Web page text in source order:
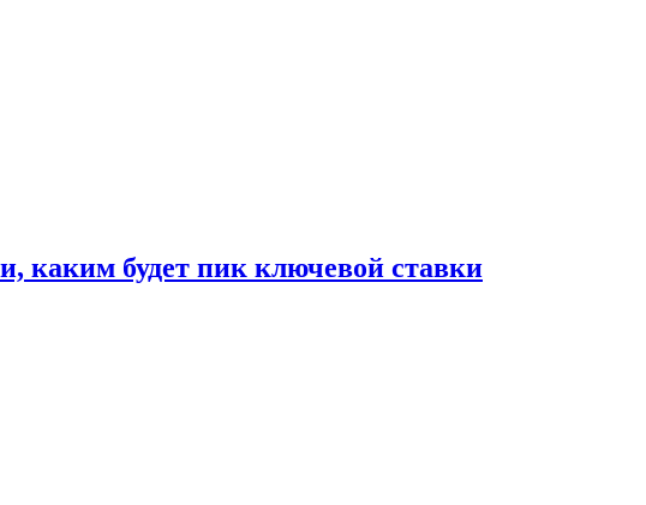
каким будет пик ключевой ставки